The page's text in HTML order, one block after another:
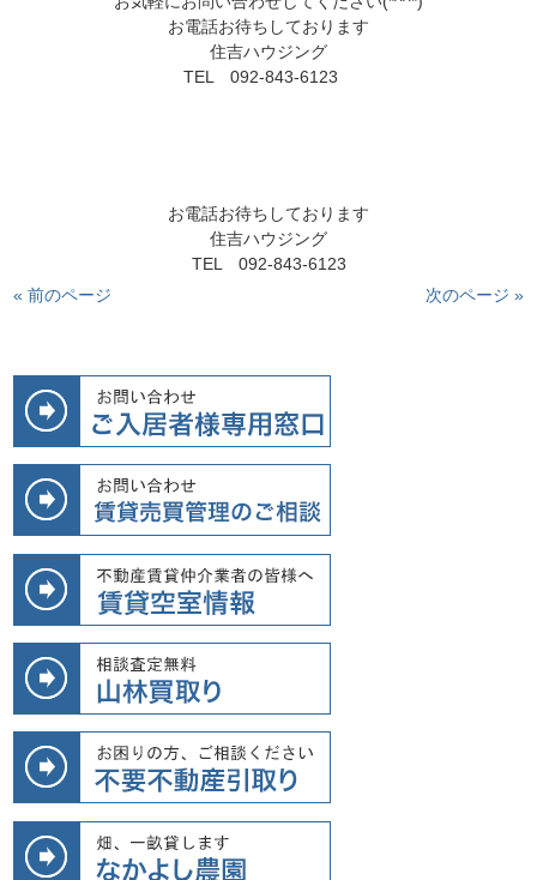
お電話お待ちしております
住吉ハウジング
TEL　092-843-6123
お電話お待ちしております
住吉ハウジング
TEL　092-843-6123
« 前のページ
次のページ »